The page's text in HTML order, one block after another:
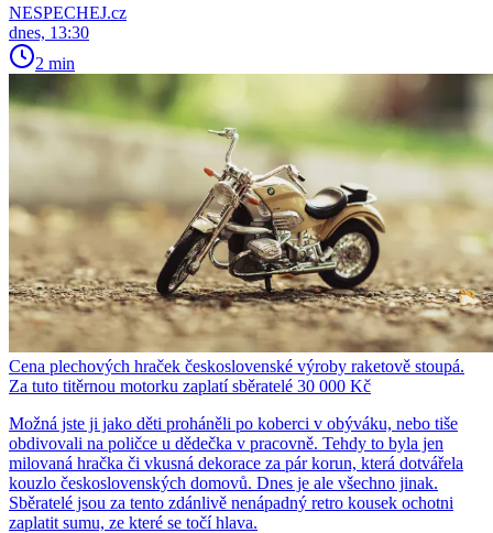
NESPECHEJ.cz
dnes, 13:30
2 min
Cena plechových hraček československé výroby raketově stoupá.
Za tuto titěrnou motorku zaplatí sběratelé 30 000 Kč
Možná jste ji jako děti proháněli po koberci v obýváku, nebo tiše
obdivovali na poličce u dědečka v pracovně. Tehdy to byla jen
milovaná hračka či vkusná dekorace za pár korun, která dotvářela
kouzlo československých domovů. Dnes je ale všechno jinak.
Sběratelé jsou za tento zdánlivě nenápadný retro kousek ochotni
zaplatit sumu, ze které se točí hlava.